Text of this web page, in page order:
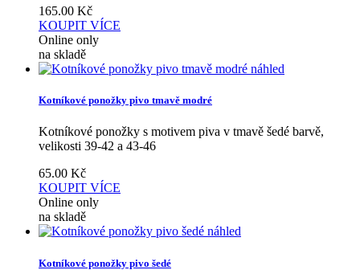
165.00 Kč
KOUPIT VÍCE
Online only
na skladě
náhled
Kotníkové ponožky pivo tmavě modré
Kotníkové ponožky s motivem piva v tmavě šedé barvě,
velikosti 39-42 a 43-46
65.00 Kč
KOUPIT VÍCE
Online only
na skladě
náhled
Kotníkové ponožky pivo šedé